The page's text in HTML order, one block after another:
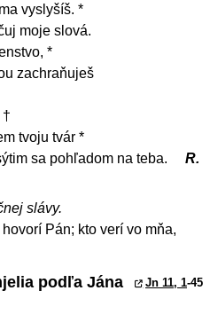
vyslyšíš. *
moje slová.
*
zachraňuješ
tvoju tvár *
sa pohľadom na teba.
R.
slávy.
Pán; kto verí vo mňa,
podľa Jána Jn 11, 1-45